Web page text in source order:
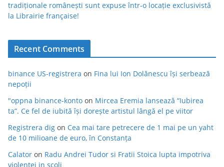
tradiționale românești sunt expuse într-o locație exclusivistă
la Librairie française!
Recent Comments
binance US-registrera on Fina lui Ion Dolănescu își serbează
nepoții
"oppna binance-konto on Mircea Eremia lansează “Iubirea
ta”. Ce fel de iubită își dorește artistul lângă el pe viitor
Registrera dig on Cea mai tare petrecere de 1 mai pe un yaht
de 10 milioane de euro, în Constanța
Calator on Radu Andrei Tudor si Fratii Stoica lupta impotriva
violentei in scoli